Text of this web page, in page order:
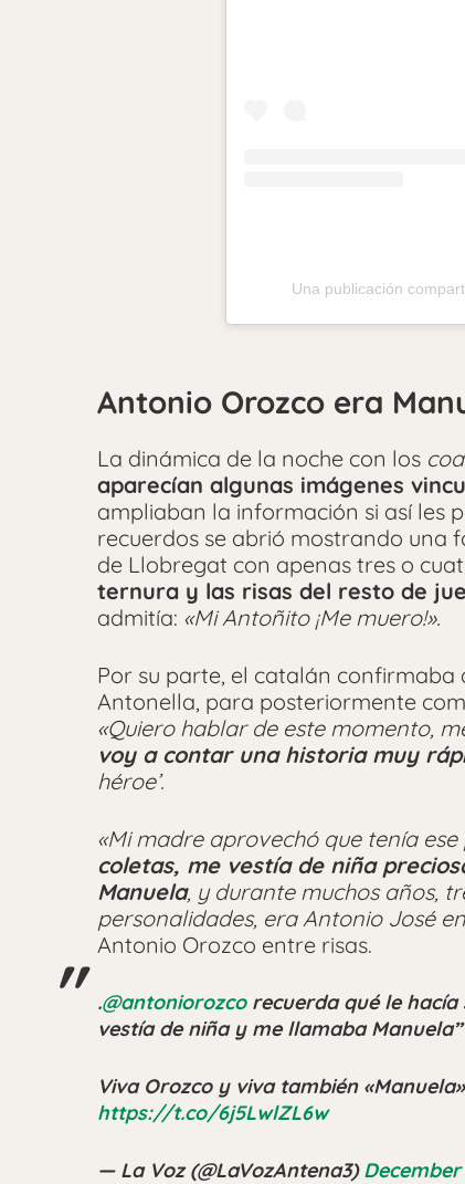
Una publicación
Antonio Orozco era
La dinámica de la noche con los
aparecían algunas imágenes
ampliaban la información si así les
recuerdos se abrió mostrando una
de Llobregat con apenas tres o
ternura y las risas del resto de
admitía: «Mi Antoñito ¡Me muero!».
Por su parte, el catalán
Antonella, para posteriormente
«Quiero hablar de este momento,
voy a contar una historia muy
héroe’.
«Mi madre aprovechó que tenía
coletas, me vestía de niña
Manuela, y durante muchos años,
personalidades, era Antonio José
Antonio Orozco entre risas.
.@antoniorozcorecuerda qué le hacía
vestía de niña y me llamaba Manuela”
Viva Orozco y viva también
https://t.co/6j5LwlZL6w
— La Voz (@LaVozAntena3)